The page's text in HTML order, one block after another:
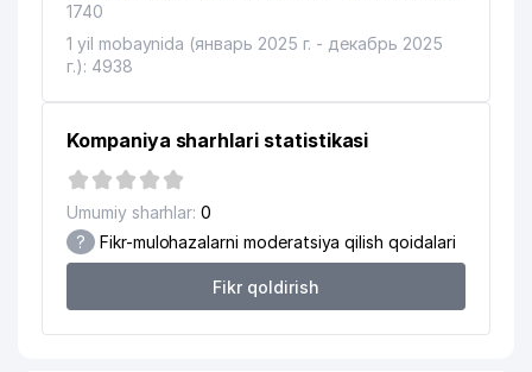
1740
1 yil mobaynida (январь 2025 г. - декабрь 2025
г.): 4938
Kompaniya sharhlari statistikasi
Umumiy sharhlar: 0
? Fikr-mulohazalarni moderatsiya qilish qoidalari
Fikr qoldirish